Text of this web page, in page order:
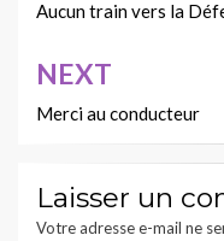
de
l’article
Aucun train vers la
NEXT
Merci au conducteur
Laisser un
Votre adresse e-mail ne